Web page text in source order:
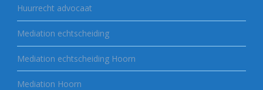
Huurrecht advocaat
Mediation echtscheiding
Mediation echtscheiding Hoorn
Mediation Hoorn